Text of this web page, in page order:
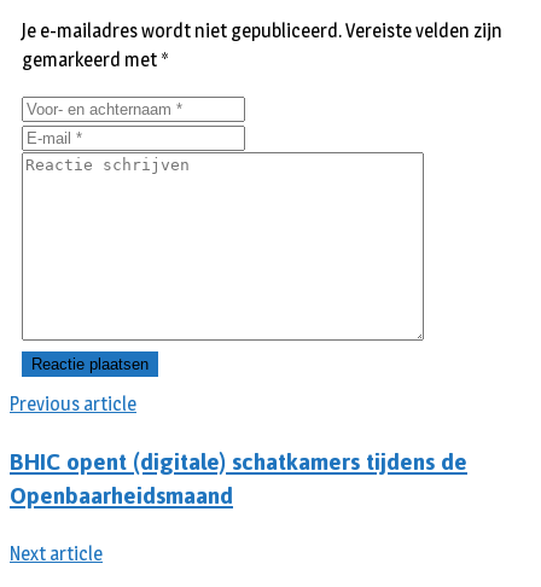
Previous article
BHIC opent (digitale) schatkamers tijdens de
Openbaarheidsmaand
Next article
Je e-mailadres wordt niet gepubliceerd.Vereiste velden zijn
gemarkeerd met *